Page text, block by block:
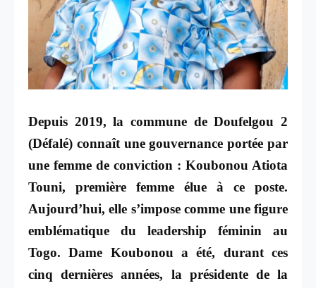
Depuis 2019, la commune de Doufelgou 2
(Défalé) connaît une gouvernance portée par
une femme de conviction : Koubonou Atiota
Touni, première femme élue à ce poste.
Aujourd’hui, elle s’impose comme une figure
emblématique du leadership féminin au
Togo. Dame Koubonou a été, durant ces
cinq dernières années, la présidente de la